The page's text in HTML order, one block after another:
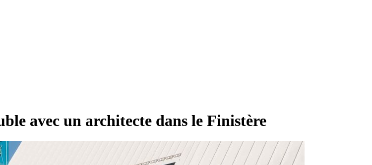
avec un architecte dans le Finistère